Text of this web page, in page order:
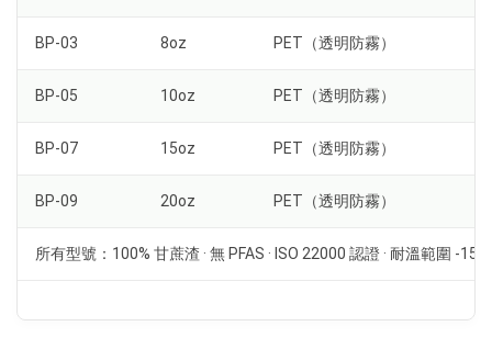
BP-03 8oz PET（透明防霧）
BP-05 10oz PET（透明防霧）
BP-07 15oz PET（透明防霧）
BP-09 20oz PET（透明防霧）
所有型號：100% 甘蔗渣 · 無 PFAS · ISO 22000 認證 · 耐溫範圍 -